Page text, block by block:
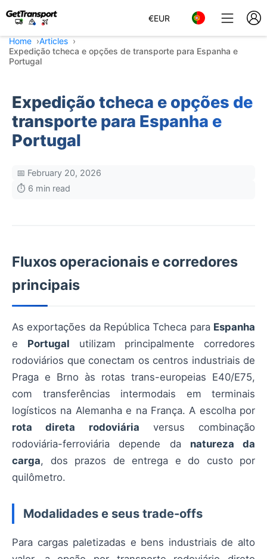
€EUR
Home
Articles
Expedição tcheca e opções de transporte para Espanha e
Portugal
Expedição tcheca e opções de
transporte para Espanha e
Portugal
📅 February 20, 2026
⏱️ 6 min read
Fluxos operacionais e corredores
principais
As exportações da República Tcheca para Espanha
e Portugal utilizam principalmente corredores
rodoviários que conectam os centros industriais de
Praga e Brno às rotas trans-europeias E40/E75,
com transferências intermodais em terminais
logísticos na Alemanha e na França. A escolha por
rota direta rodoviária versus combinação
rodoviária-ferroviária depende da natureza da
carga, dos prazos de entrega e do custo por
quilômetro.
Modalidades e seus trade-offs
Para cargas paletizadas e bens industriais de alto